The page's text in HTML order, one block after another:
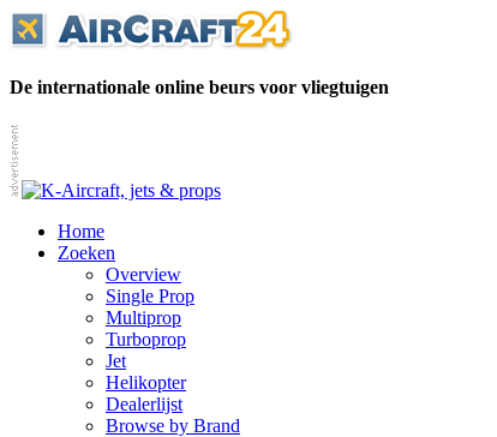
De internationale online beurs voor vliegtuigen
Home
Zoeken
Overview
Single Prop
Multiprop
Turboprop
Jet
Helikopter
Dealerlijst
Browse by Brand